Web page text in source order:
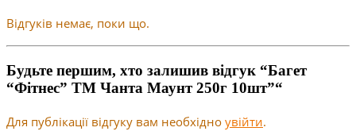
Відгуків немає, поки що.
Будьте першим, хто залишив відгук “Багет
“Фітнес” ТМ Чанта Маунт 250г 10шт”“
Для публікації відгуку вам необхідно увійти.